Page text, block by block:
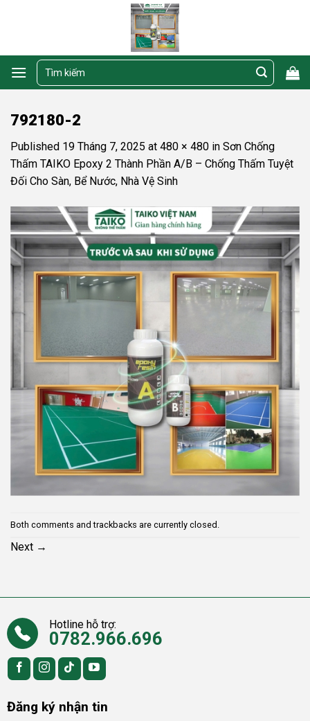
Tìm
kiếm:
792180-2
Published 19 Tháng 7, 2025 at 480 × 480 in Sơn Chống
Thấm TAIKO Epoxy 2 Thành Phần A/B – Chống Thấm Tuyệt
Đối Cho Sàn, Bể Nước, Nhà Vệ Sinh
Both comments and trackbacks are currently closed.
Next →
Hotline hỗ trợ:
0782.966.696
Đăng ký nhận tin